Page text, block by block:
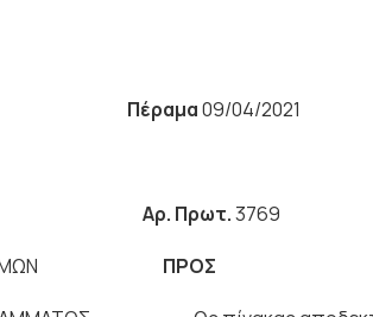
Πέραμα09/04/2021
Αρ. Πρωτ.3769
ΤΙΜΩΝ ΠΡΟΣ